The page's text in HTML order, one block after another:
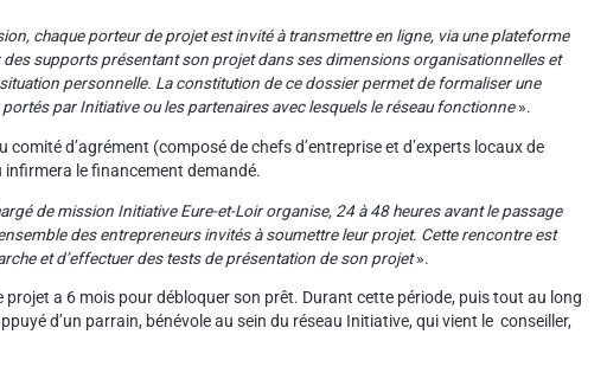
chaque porteur de projet est invité à transmettre en ligne, via une plateforme
supports présentant son projet dans ses dimensions organisationnelles et
personnelle. La constitution de ce dossier permet de formaliser une
par Initiative ou les partenaires avec lesquels le réseau fonctionne».
d’agrément (composé de chefs d’entreprise et d’experts locaux de
infirmera le financement demandé.
de mission Initiative Eure-et-Loir organise, 24 à 48 heures avant le passage
des entrepreneurs invités à soumettre leur projet. Cette rencontre est
et d’effectuer des tests de présentation de son projet».
projet a 6 mois pour débloquer son prêt. Durant cette période, puis tout au long
d’un parrain, bénévole au sein du réseau Initiative, qui vient le conseiller,